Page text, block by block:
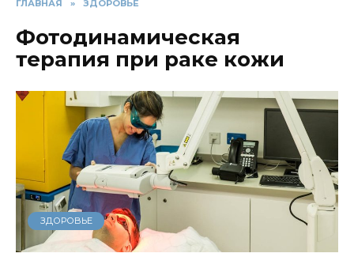
ГЛАВНАЯ » ЗДОРОВЬЕ
Фотодинамическая
терапия при раке кожи
ЗДОРОВЬЕ